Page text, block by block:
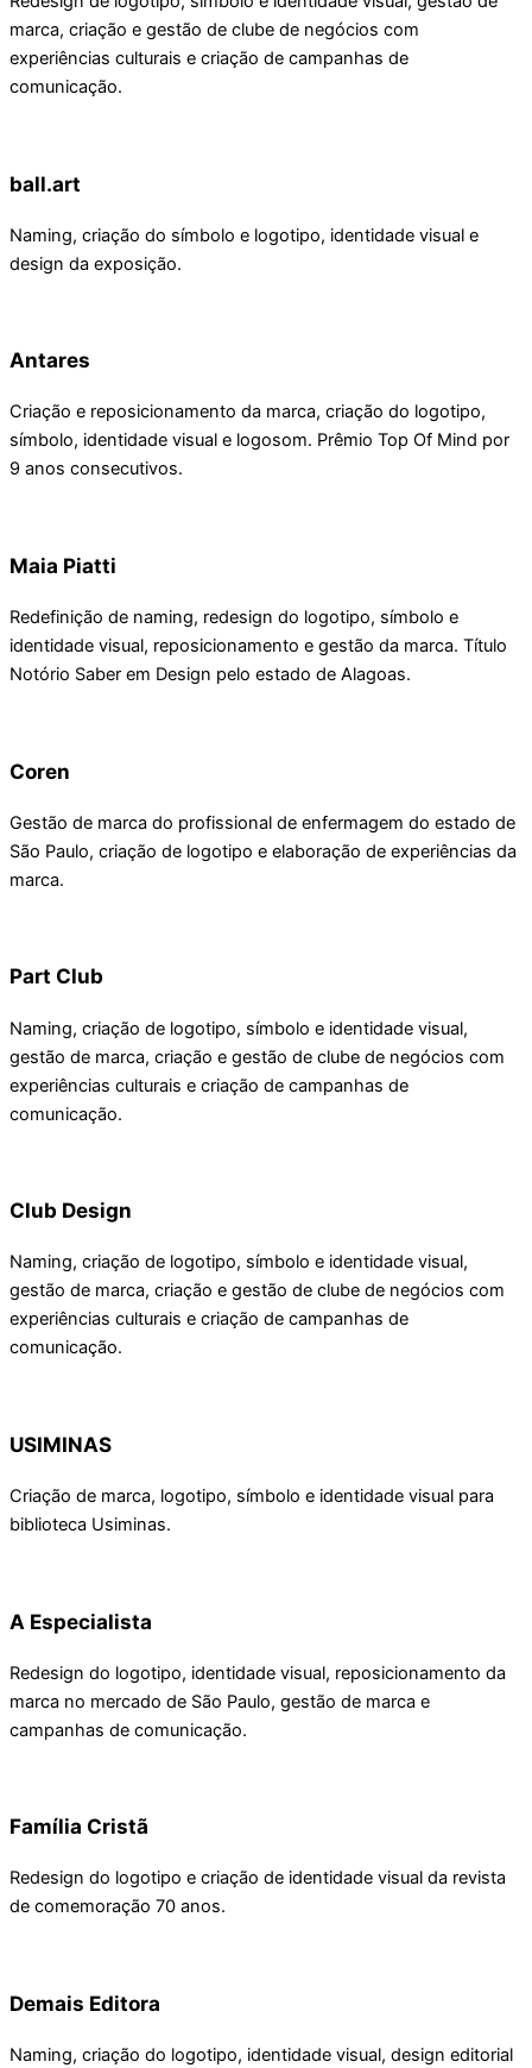
marca, criação e gestão de clube de negócios com
experiências culturais e criação de campanhas de
comunicação.
ball.art
Naming, criação do símbolo e logotipo, identidade visual e
design da exposição.
Antares
Criação e reposicionamento da marca, criação do logotipo,
símbolo, identidade visual e logosom. Prêmio Top Of Mind por
9 anos consecutivos.
Maia Piatti
Redefinição de naming, redesign do logotipo, símbolo e
identidade visual, reposicionamento e gestão da marca. Título
Notório Saber em Design pelo estado de Alagoas.
Coren
Gestão de marca do profissional de enfermagem do estado de
São Paulo, criação de logotipo e elaboração de experiências da
marca.
Part Club
Naming, criação de logotipo, símbolo e identidade visual,
gestão de marca, criação e gestão de clube de negócios com
experiências culturais e criação de campanhas de
comunicação.
Club Design
Naming, criação de logotipo, símbolo e identidade visual,
gestão de marca, criação e gestão de clube de negócios com
experiências culturais e criação de campanhas de
comunicação.
USIMINAS
Criação de marca, logotipo, símbolo e identidade visual para
biblioteca Usiminas.
A Especialista
Redesign do logotipo, identidade visual, reposicionamento da
marca no mercado de São Paulo, gestão de marca e
campanhas de comunicação.
Família Cristã
Redesign do logotipo e criação de identidade visual da revista
de comemoração 70 anos.
Demais Editora
Naming, criação do logotipo, identidade visual, design editorial